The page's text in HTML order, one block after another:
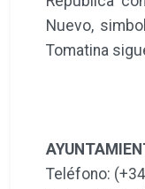
Nuevo,
Tomatina
Teléfono: